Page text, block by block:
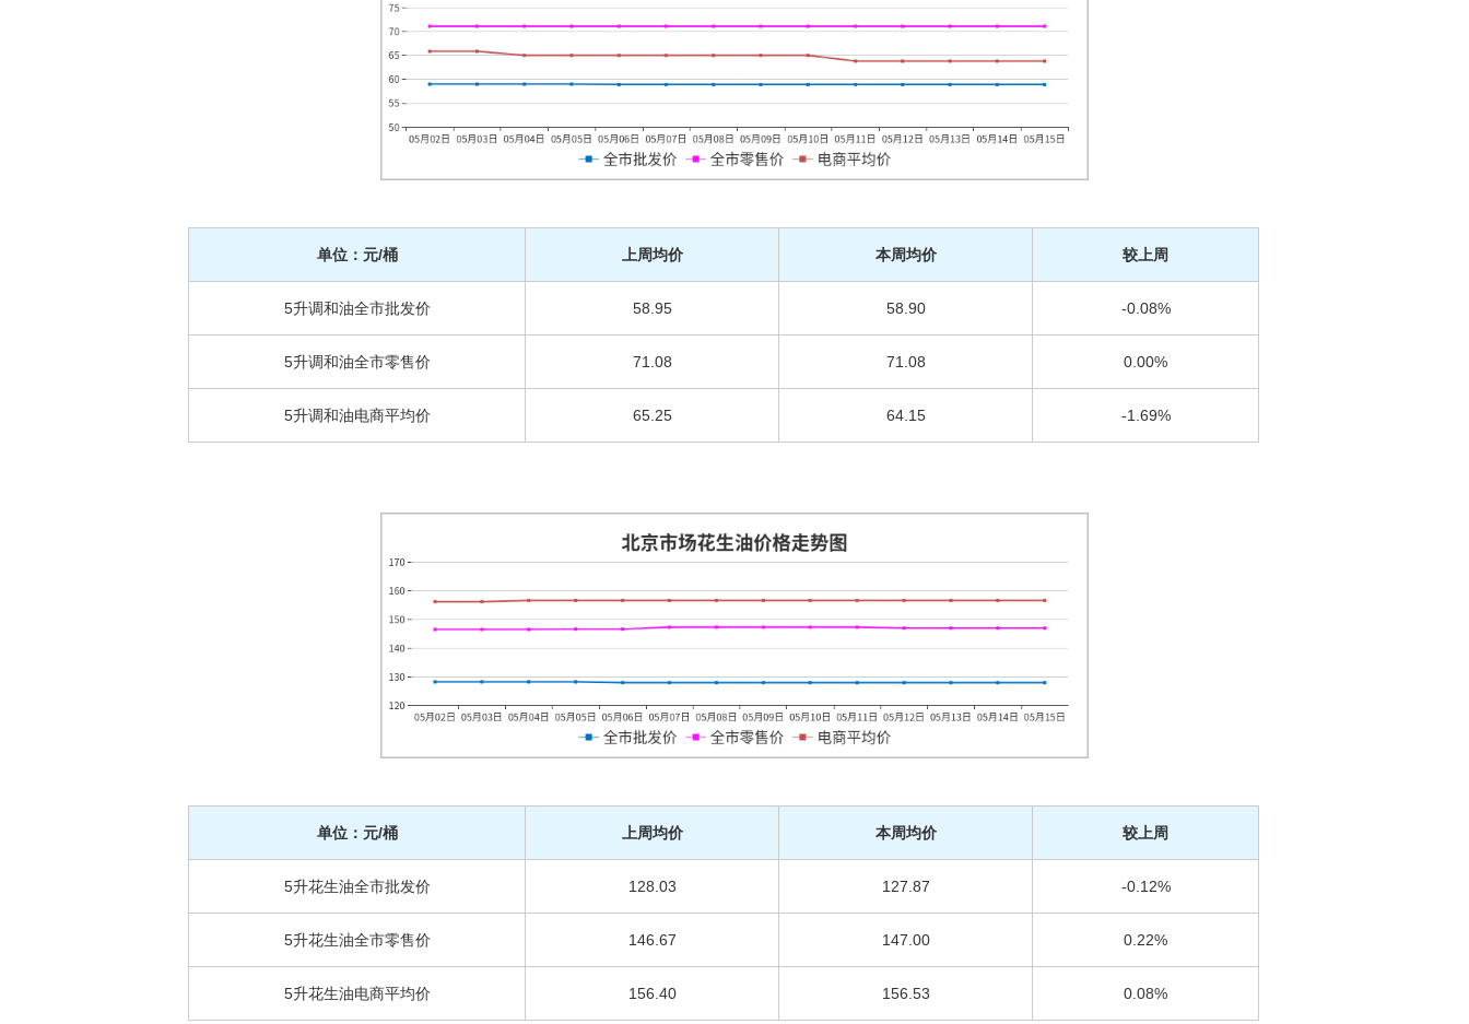
单位：元/桶 上周均价 本周均价 较上周
5升调和油全市批发价 58.95 58.90 -0.08%
5升调和油全市零售价 71.08 71.08 0.00%
5升调和油电商平均价 65.25 64.15 -1.69%
单位：元/桶 上周均价 本周均价 较上周
5升花生油全市批发价 128.03 127.87 -0.12%
5升花生油全市零售价 146.67 147.00 0.22%
5升花生油电商平均价 156.40 156.53 0.08%